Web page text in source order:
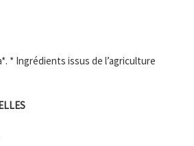
* Ingrédients issus de l’agriculture